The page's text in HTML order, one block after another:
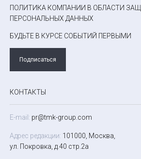
ПОЛИТИКА КОМПАНИИ В ОБЛАСТИ
ПЕРСОНАЛЬНЫХ ДАННЫХ
БУДЬТЕ В КУРСЕ СОБЫТИЙ ПЕРВЫМИ
Подписаться
КОНТАКТЫ
E-mail: pr@tmk-group.com
Адрес редакции: 101000, Москва,
ул. Покровка, д.40 стр.2а